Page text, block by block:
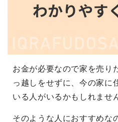
お金が必要なので家を売り
っ越しをせずに、今の家に
いる人がいるかもしれませ
そのような人におすすめな